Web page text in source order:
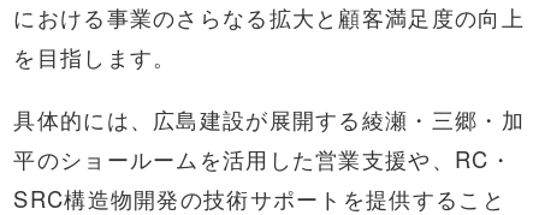
における事業のさらなる拡大と顧客満足度の向上
を目指します。
具体的には、広島建設が展開する綾瀬・三郷・加
平のショールームを活用した営業支援や、RC・
SRC構造物開発の技術サポートを提供すること